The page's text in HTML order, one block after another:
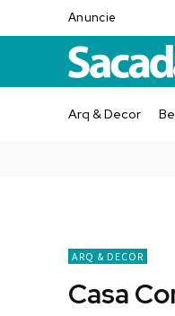
Anuncie
Arq & Decor
ARQ & DECOR
Casa